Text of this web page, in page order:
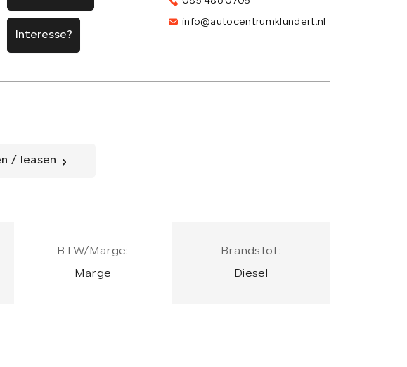
Interesse?
info@autocentrumklundert.nl
/ leasen
BTW/Marge:
Marge
Brandstof:
Diesel